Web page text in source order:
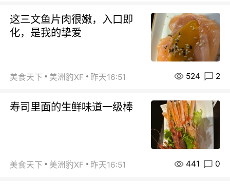
这三文鱼片肉很嫩，入口即
化，是我的挚爱
美食天下 美洲豹XF 昨天16:51 524 2
寿司里面的生鲜味道一级棒
美食天下 美洲豹XF 昨天16:51 441 0